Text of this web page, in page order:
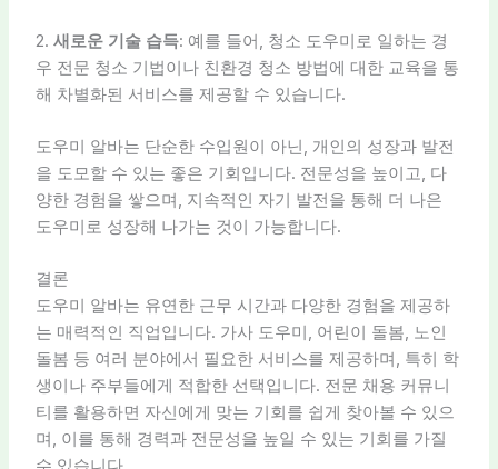
2. 새로운 기술 습득: 예를 들어, 청소 도우미로 일하는 경
우 전문 청소 기법이나 친환경 청소 방법에 대한 교육을 통
해 차별화된 서비스를 제공할 수 있습니다.
도우미 알바는 단순한 수입원이 아닌, 개인의 성장과 발전
을 도모할 수 있는 좋은 기회입니다. 전문성을 높이고, 다
양한 경험을 쌓으며, 지속적인 자기 발전을 통해 더 나은
도우미로 성장해 나가는 것이 가능합니다.
결론
도우미 알바는 유연한 근무 시간과 다양한 경험을 제공하
는 매력적인 직업입니다. 가사 도우미, 어린이 돌봄, 노인
돌봄 등 여러 분야에서 필요한 서비스를 제공하며, 특히 학
생이나 주부들에게 적합한 선택입니다. 전문 채용 커뮤니
티를 활용하면 자신에게 맞는 기회를 쉽게 찾아볼 수 있으
며, 이를 통해 경력과 전문성을 높일 수 있는 기회를 가질